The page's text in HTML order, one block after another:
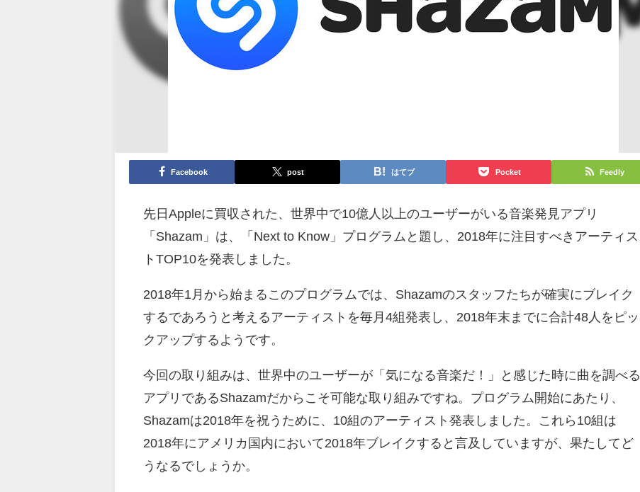
Facebook post はてブ Pocket Feedly
先日Appleに買収された、世界中で10億人以上のユーザーがいる音楽発見アプリ
「Shazam」は、「Next to Know」プログラムと題し、2018年に注目すべきアーティス
トTOP10を発表しました。
2018年1月から始まるこのプログラムでは、Shazamのスタッフたちが確実にブレイク
するであろうと考えるアーティストを毎月4組発表し、2018年末までに合計48人をピッ
クアップするようです。
今回の取り組みは、世界中のユーザーが「気になる音楽だ！」と感じた時に曲を調べる
アプリであるShazamだからこそ可能な取り組みですね。プログラム開始にあたり、
Shazamは2018年を祝うために、10組のアーティスト発表しました。これら10組は
2018年にアメリカ国内において2018年ブレイクすると言及していますが、果たしてど
うなるでしょうか。